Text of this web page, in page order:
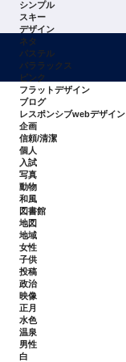
シンプル
スキー
デザイン
ネタ
パステル
パララックス
ピンク
フラットデザイン
ブログ
レスポンシブwebデザイン
企画
信頼/清潔
個人
入試
写真
動物
和風
図書館
地図
地域
女性
子供
投稿
政治
映像
正月
水色
温泉
男性
白